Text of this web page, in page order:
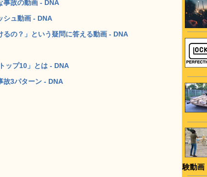
事故の動画 - DNA
シュ動画 - DNA
るの？」という疑問に答える動画 - DNA
ップ10」とは - DNA
故3パターン - DNA
験動画